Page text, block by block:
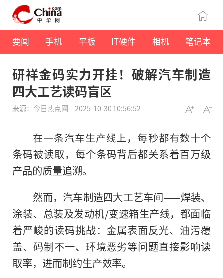
要闻 手机 平板 IT硬件 相机 笔记本
研祥金码实力开挂！破解汽车制造
四大工艺读码盲区
来源： 今日热点网 2025-10-30 10:56:52
在一条汽车生产线上，每秒都有数十个
条码被读取，每个条码背后都关系着百万级
产品的质量追溯。
然而，汽车制造四大工艺车间——焊装、
涂装、总装及发动机/变速箱生产线，都面临
着严峻的读码挑战：金属表面反光、油污覆
盖、码制不一、环境恶劣等问题直接影响读
取率，进而制约生产效率。